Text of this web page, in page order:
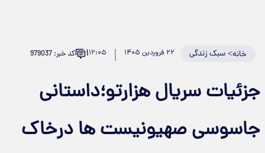
خانه>سبک زندگی ۲۲ فروردین ۱۴۰۵ ۱۲:۰۵۱ کد خبر: 979037
جزئیات سریال هزارتو؛داستانی
جاسوسی صهیونیست ها درخاک